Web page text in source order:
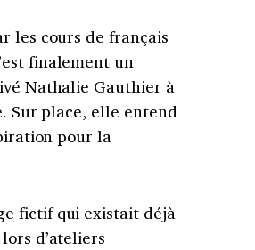
les cours de français
finalement un
Nathalie Gauthier à
Sur place, elle entend
pour la
fictif qui existait déjà
d’ateliers